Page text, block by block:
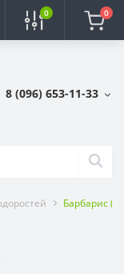
0 0
8 (096) 653-11-33
Барбарис